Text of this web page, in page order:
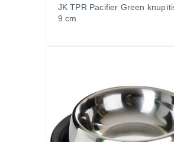
JK TPR Pacifier Green
9 cm